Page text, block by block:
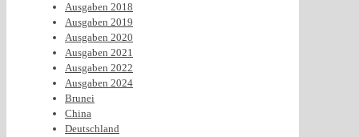
Ausgaben 2018
Ausgaben 2019
Ausgaben 2020
Ausgaben 2021
Ausgaben 2022
Ausgaben 2024
Brunei
China
Deutschland